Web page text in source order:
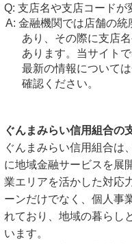
支店名や支店コードが
金融機関では店舗の
あり、その際に支店
あります。当サイト
最新の情報について
確認ください。
ぐんまみらい信用組合の
ぐんまみらい信用組合は
に地域金融サービスを展
業エリアを活かした対応
ーンだけでなく、個人事
れており、地域の暮らし
います。